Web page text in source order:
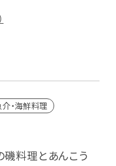
・海鮮料理
磯料理とあんこう